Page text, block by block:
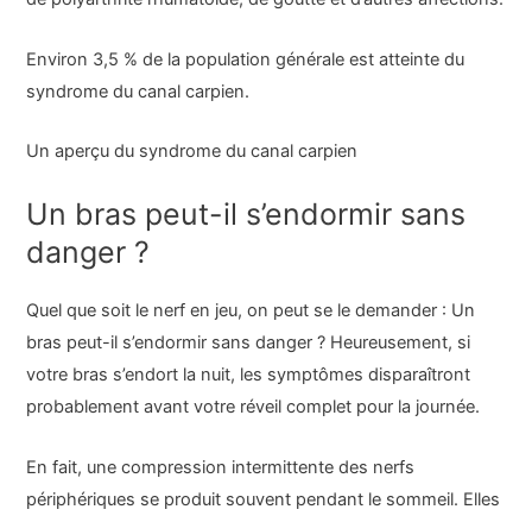
Environ 3,5 % de la population générale est atteinte du
syndrome du canal carpien.
Un aperçu du syndrome du canal carpien
Un bras peut-il s’endormir sans
danger ?
Quel que soit le nerf en jeu, on peut se le demander : Un
bras peut-il s’endormir sans danger ? Heureusement, si
votre bras s’endort la nuit, les symptômes disparaîtront
probablement avant votre réveil complet pour la journée.
En fait, une compression intermittente des nerfs
périphériques se produit souvent pendant le sommeil. Elles